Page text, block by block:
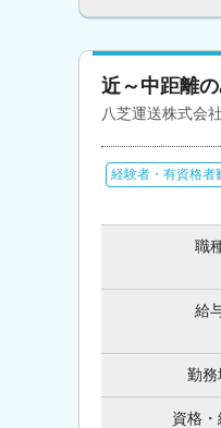
近～中距離
八芝運送株式会社
経験者・有資格者
職
給
勤務
資格